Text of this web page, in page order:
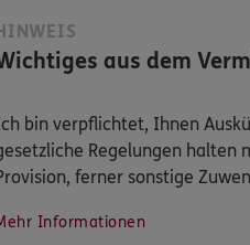
HINWEIS
aus dem
bin verpflichtet, Ihnen
Regelungen halten
ferner sonstige
Informationen